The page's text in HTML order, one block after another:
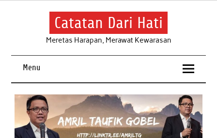
Skip
Catatan Dari Hati
Meretas Harapan, Merawat Kewarasan
Menu